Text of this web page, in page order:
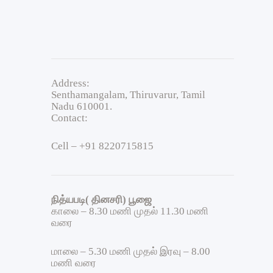
Address:
Senthamangalam, Thiruvarur, Tamil
Nadu 610001.
Contact:
Cell – +91 8220715815
நித்யபடி( தினசரி) பூஜை
காலை – 8.30 மணி முதல் 11.30 மணி
வரை
மாலை – 5.30 மணி முதல் இரவு – 8.00
மணி வரை